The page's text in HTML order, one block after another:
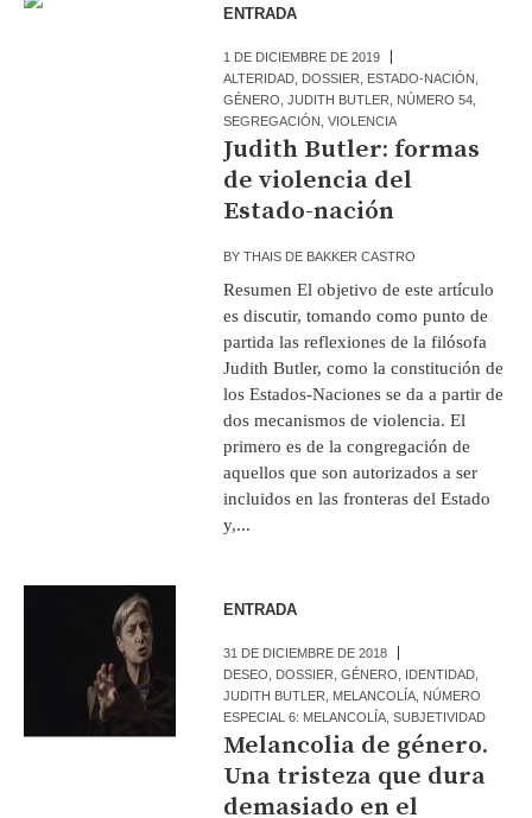
ENTRADA
1 DE DICIEMBRE DE 2019
ALTERIDAD DOSSIER ESTADO-NACIÓN
GÉNERO ,JUDITH BUTLER NÚMERO 54
SEGREGACIÓN ,VIOLENCIA
Judith Butler: formas
de violencia del
Estado-nación
BYTHAIS DE BAKKER CASTRO
Resumen El objetivo de este artículo
es discutir, tomando como punto de
partida las reflexiones de la filósofa
Judith Butler, como la constitución de
los Estados-Naciones se da a partir de
dos mecanismos de violencia. El
primero es de la congregación de
aquellos que son autorizados a ser
incluidos en las fronteras del Estado
y,...
ENTRADA
31 DE DICIEMBRE DE 2018
DESEO
DOSSIER ,GÉNERO IDENTIDAD
JUDITH BUTLER
MELANCOLÍA NÚMERO
ESPECIAL 6: MELANCOLÍA ,SUBJETIVIDAD
Melancolia de género.
Una tristeza que dura
demasiado en el